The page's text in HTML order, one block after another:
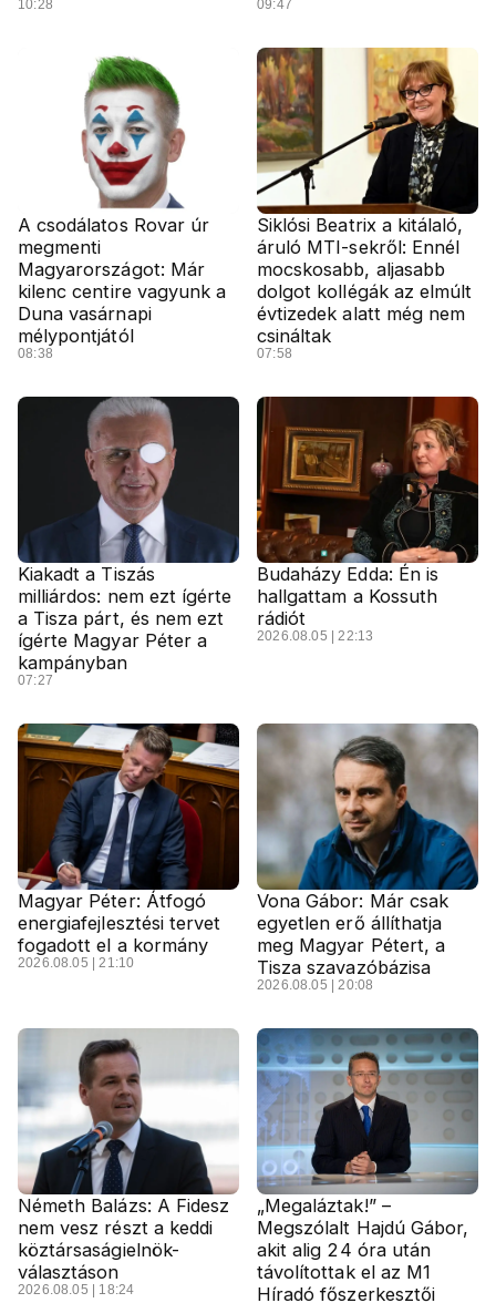
10:28 09:47
A csodálatos Rovar úr
megmenti
Magyarországot: Már
kilenc centire vagyunk a
Duna vasárnapi
mélypontjától
08:38
Siklósi Beatrix a kitálaló,
áruló MTI-sekről: Ennél
mocskosabb, aljasabb
dolgot kollégák az elmúlt
évtizedek alatt még nem
csináltak
07:58
Kiakadt a Tiszás
milliárdos: nem ezt ígérte
a Tisza párt, és nem ezt
ígérte Magyar Péter a
kampányban
07:27
Budaházy Edda: Én is
hallgattam a Kossuth
rádiót
2026.08.05 | 22:13
Magyar Péter: Átfogó
energiafejlesztési tervet
fogadott el a kormány
2026.08.05 | 21:10
Vona Gábor: Már csak
egyetlen erő állíthatja
meg Magyar Pétert, a
Tisza szavazóbázisa
2026.08.05 | 20:08
Németh Balázs: A Fidesz
nem vesz részt a keddi
köztársaságielnök-
választáson
2026.08.05 | 18:24
„Megaláztak!” –
Megszólalt Hajdú Gábor,
akit alig 24 óra után
távolítottak el az M1
Híradó főszerkesztői